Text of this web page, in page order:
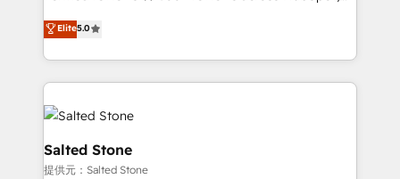
Salesforce addicts to HubSpot evangelists 🧡 Don't
hire a marketing agency for an Ops problem. Don't
G2 & Clutch ★ 150+ in-house HubSpot-certified
experts ★ 1,500+ implementations across 25+
countries ★ AI-first, RevOps-led, onboarding-
obsessed INSIDEA helps growing companies turn
HubSpot into a revenue engine. We onboard your
team, migrate your data, and build AI-powered
workflows that drive adoption from week one, in
your time zone. What we do: ➤ Onboarding: Live in
Elite5.0
Salted Stone
提供元：Salted Stone